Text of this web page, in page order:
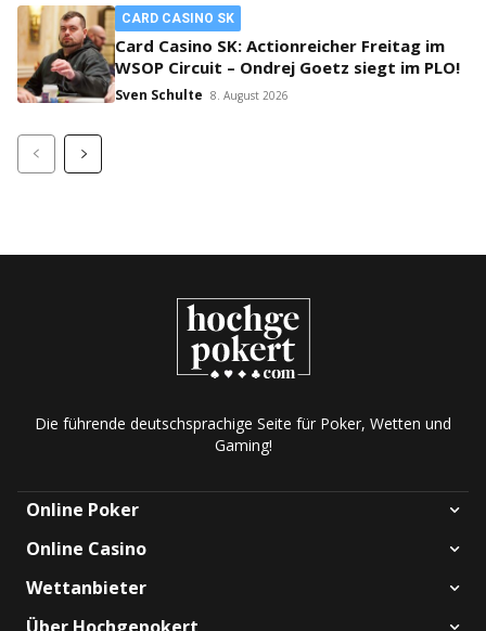
CARD CASINO SK
Card Casino SK: Actionreicher Freitag im
WSOP Circuit – Ondrej Goetz siegt im PLO!
Sven Schulte 8. August 2026
Die führende deutschsprachige Seite für Poker, Wetten und
Gaming!
Online Poker
Online Casino
Wettanbieter